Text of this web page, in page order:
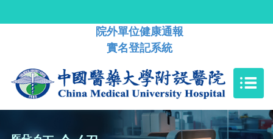
院外單位健康通報
實名登記系統